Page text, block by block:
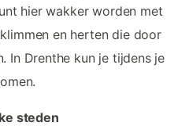
hier wakker worden met
en herten die door
In Drenthe kun je tijdens je
steden